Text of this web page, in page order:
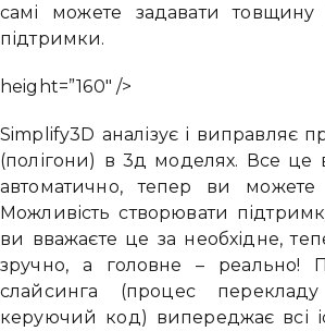
самі можете задавати товщину
підтримки.
height=”160″ />
Simplify3D аналізує і виправляє
(полігони) в 3д моделях. Все це
автоматично, тепер ви можете
Можливість створювати
ви вважаєте це за необхідне,
зручно, а головне – реально!
слайсинга (процес
керуючий код) випереджає всі